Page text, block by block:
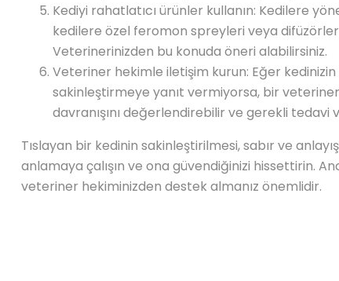
Kediyi rahatlatıcı ürünler kullanın: Kedilere
kedilere özel feromon spreyleri veya
Veterinerinizden bu konuda öneri alabilirsiniz.
Veteriner hekimle iletişim kurun: Eğer
sakinleştirmeye yanıt vermiyorsa, bir
davranışını değerlendirebilir ve gerekli
Tıslayan bir kedinin sakinleştirilmesi, sabır ve
anlamaya çalışın ve ona güvendiğinizi hissettirin.
veteriner hekiminizden destek almanız önemlidir.